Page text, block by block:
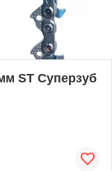
ST Суперзуб